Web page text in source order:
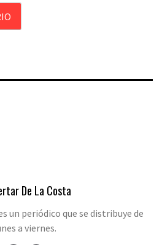
De La Costa
un periódico que se distribuye de
a viernes.